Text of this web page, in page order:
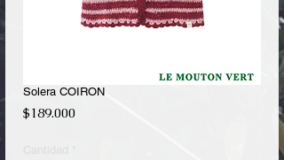
Solera COIRON
$189.000